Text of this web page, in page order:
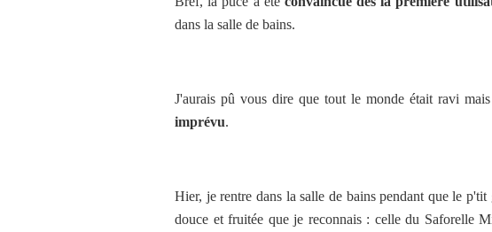
dans la salle de bains.
J'aurais pû vous dire que tout le monde était ravi
imprévu.
Hier, je rentre dans la salle de bains pendant que le
douce et fruitée que je reconnais : celle du Saforelle